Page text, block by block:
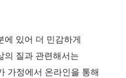
에 있어 더 민감하게
의 질과 관련해서는
가정에서 온라인을 통해